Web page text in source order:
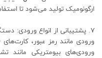
ارگونومیک تولید می‌شود تا
۷. پشتیبانی از انواع ورودی:
ورودی‌های بیومتریکی